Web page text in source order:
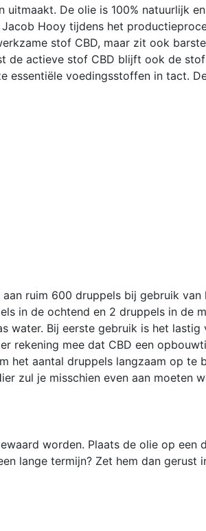
uitmaakt. De olie is 100% natuurlijk
Hooy tijdens het
stof CBD, maar zit ook
de actieve stof CBD blijft ook de
essentiële voedingsstoffen in tact.
ruim 600 druppels bij gebruik
in de ochtend en 2 druppels in de
water. Bij eerste gebruik is het
rekening mee dat CBD een
het aantal druppels langzaam op
zul je misschien even aan moeten
worden. Plaats de olie op
lange termijn? Zet hem dan